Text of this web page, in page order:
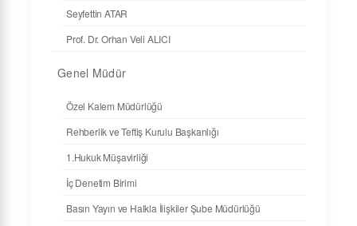
Seyfettin ATAR
Prof. Dr. Orhan Veli ALICI
Genel Müdür
Özel Kalem Müdürlüğü
Rehberlik ve Teftiş Kurulu Başkanlığı
1.Hukuk Müşavirliği
İç Denetim Birimi
Basın Yayın ve Halkla İlişkiler Şube Müdürlüğü